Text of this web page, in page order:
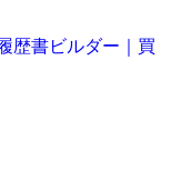
歴書ビルダー｜買